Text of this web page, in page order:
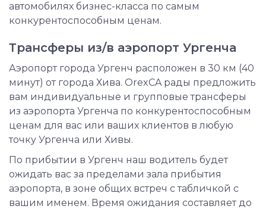
автомобилях бизнес-класса по самым
конкурентоспособным ценам.
Трансферы из/в аэропорт Ургенча
Аэропорт города Ургенч расположен в 30 км (40
минут) от города Хива. OrexCA рады предложить
вам индивидуальные и групповые трансферы
из аэропорта Ургенча по конкурентоспособным
ценам для вас или ваших клиентов в любую
точку Ургенча или Хивы.
По прибытии в Ургенч наш водитель будет
ожидать вас за пределами зала прибытия
аэропорта, в зоне общих встреч с табличкой с
вашим именем. Время ожидания составляет до